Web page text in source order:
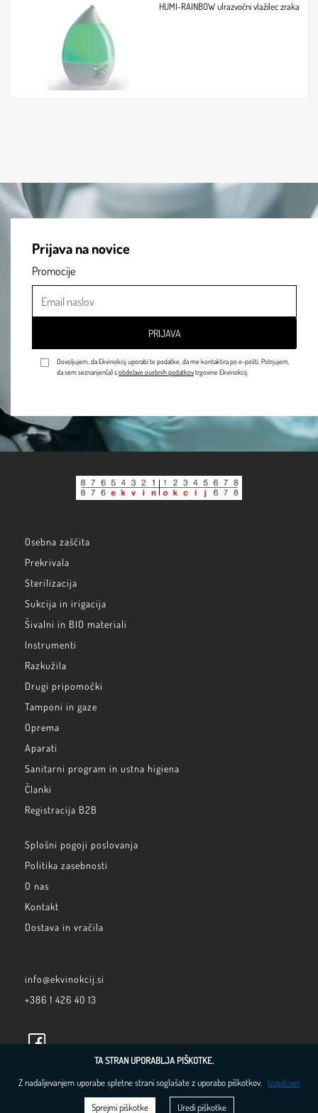
HUMI-RAINBOW ulrazvočni vlažilec zraka
Prijava na novice
Promocije
PRIJAVA
Dovoljujem, da Ekvinokcij uporabi te podatke, da me kontaktira po e-pošti. Potrjujem,
da sem seznanjen(a) sobdelave osebnih podatkovtrgovine Ekvinokcij.
Osebna zaščita
Prekrivala
Sterilizacija
Sukcija in irigacija
Šivalni in BIO materiali
Instrumenti
Razkužila
Drugi pripomočki
Tamponi in gaze
Oprema
Aparati
Sanitarni program in ustna higiena
Članki
Registracija B2B
Splošni pogoji poslovanja
Politika zasebnosti
O nas
Kontakt
Dostava in vračila
info@ekvinokcij.si
+386 1 426 40 13
TA STRAN UPORABLJA PIŠKOTKE.
Z nadaljevanjem uporabe spletne strani soglašate z uporabo piškotkov.
Izvedi več
Sprejmi piškotke Uredi piškotke